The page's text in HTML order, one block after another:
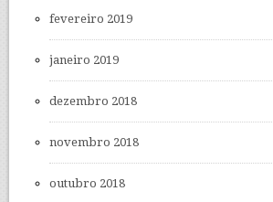
fevereiro 2019
janeiro 2019
dezembro 2018
novembro 2018
outubro 2018